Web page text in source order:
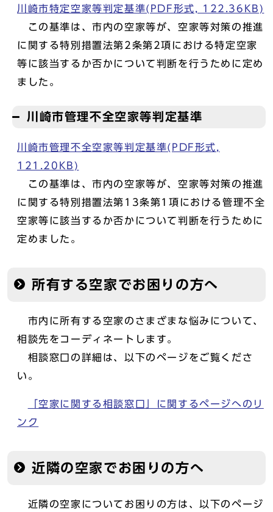
川崎市特定空家等判定基準(PDF形式, 122.36KB)
この基準は、市内の空家等が、空家等対策の推進
に関する特別措置法第2条第2項における特定空家
等に該当するか否かについて判断を行うために定め
ました。
川崎市管理不全空家等判定基準
川崎市管理不全空家等判定基準(PDF形式,
121.20KB)
この基準は、市内の空家等が、空家等対策の推進
に関する特別措置法第13条第1項における管理不全
空家等に該当するか否かについて判断を行うために
定めました。
所有する空家でお困りの方へ
市内に所有する空家のさまざまな悩みについて、
相談先をコーディネートします。
相談窓口の詳細は、以下のページをご覧くださ
い。
「空家に関する相談窓口」に関するページへのリ
ンク
近隣の空家でお困りの方へ
近隣の空家についてお困りの方は、以下のページ